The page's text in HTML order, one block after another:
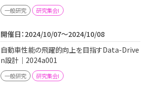
一般研究 研究集会I
開催日：2024/10/07～2024/10/08
自動車性能の飛躍的向上を目指すData-Drive
n設計｜2024a001
一般研究 研究集会I